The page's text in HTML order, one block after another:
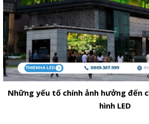
Những yếu tố chính ảnh hưởng đến
hình LED